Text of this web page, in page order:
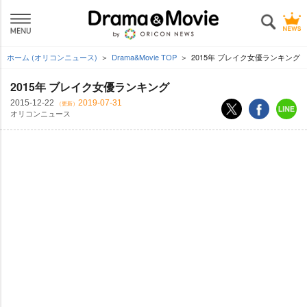
ホーム (オリコンニュース) Drama&Movie TOP 2015年 ブレイク女優ランキング
2015年 ブレイク女優ランキング
2015-12-22 （更新） 2019-07-31
オリコンニュース